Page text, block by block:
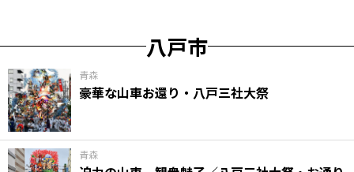
八戸市
青森
豪華な山車お還り・八戸三社大祭
青森